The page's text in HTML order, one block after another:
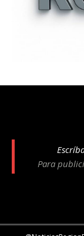
Para